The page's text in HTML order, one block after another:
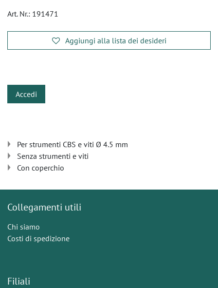
Art. Nr.: 191471
Aggiungi alla lista dei desideri
Accedi
Per strumenti CBS e viti Ø 4.5 mm
Senza strumenti e viti
Con coperchio
Collegamenti utili
Chi siamo
Costi di spedizione
Filiali